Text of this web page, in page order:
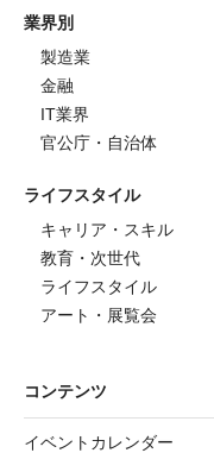
業界別
製造業
金融
IT業界
官公庁・自治体
ライフスタイル
キャリア・スキル
教育・次世代
ライフスタイル
アート・展覧会
コンテンツ
イベントカレンダー